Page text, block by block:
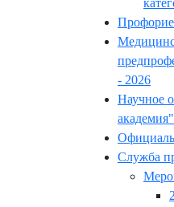
- 2026
Научное
академия"
Служба